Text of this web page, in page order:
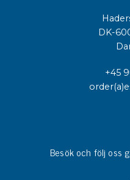
DK-
+45
Besök och följ oss